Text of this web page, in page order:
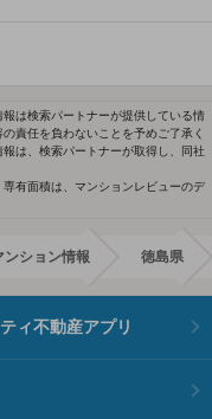
は検索パートナーが提供している情
責任を負わないことを予めご了承く
は、検索パートナーが取得し、同社
有面積は、マンションレビューのデ
ンション情報 徳島県
ィ不動産アプリ